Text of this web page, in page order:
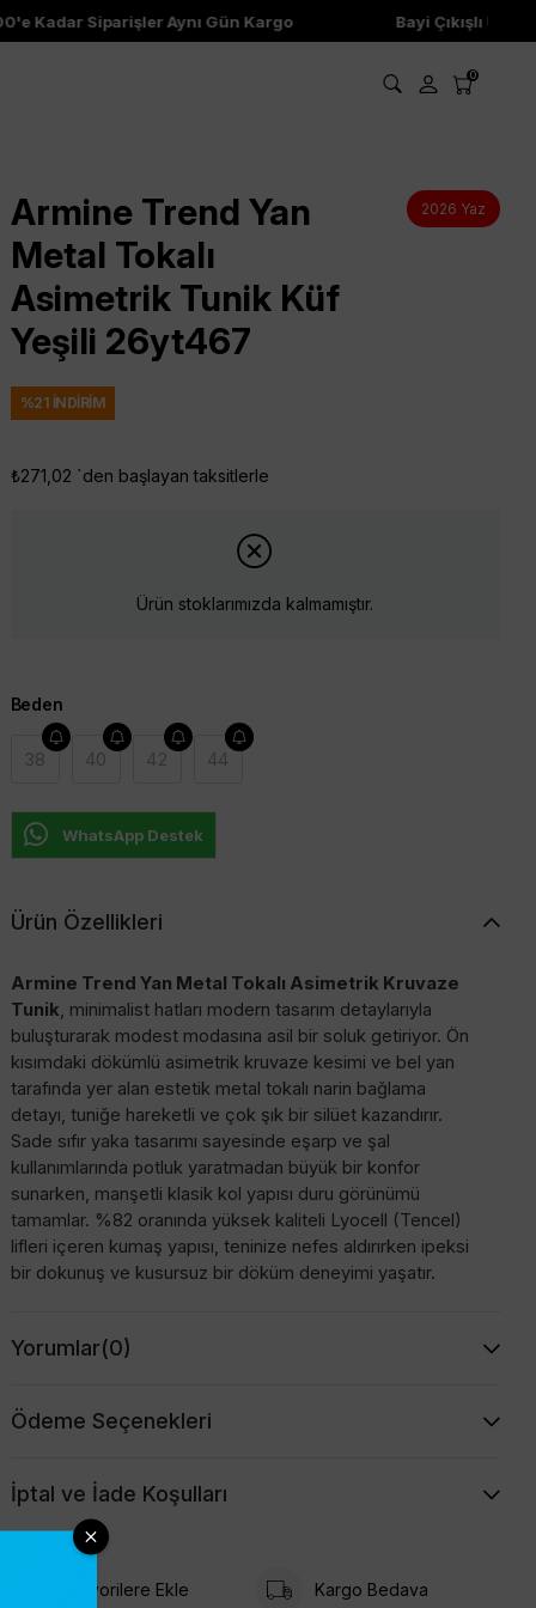
Kadar Siparişler Aynı Gün Kargo Bayi Çıkışlı Ürünler
0
Armine Trend Yan
Metal Tokalı
Asimetrik Tunik Küf
Yeşili 26yt467
2026 Yaz
%21 İNDIRIM
₺271,02 `den başlayan taksitlerle
Ürün stoklarımızda kalmamıştır.
Beden
38 40 42 44
WhatsApp Destek
Ürün Özellikleri
Armine Trend Yan Metal Tokalı Asimetrik Kruvaze
Tunik , minimalist hatları modern tasarım detaylarıyla
buluşturarak modest modasına asil bir soluk getiriyor. Ön
kısımdaki dökümlü asimetrik kruvaze kesimi ve bel yan
tarafında yer alan estetik metal tokalı narin bağlama
detayı, tuniğe hareketli ve çok şık bir silüet kazandırır.
Sade sıfır yaka tasarımı sayesinde eşarp ve şal
kullanımlarında potluk yaratmadan büyük bir konfor
sunarken, manşetli klasik kol yapısı duru görünümü
tamamlar. %82 oranında yüksek kaliteli Lyocell (Tencel)
lifleri içeren kumaş yapısı, teninize nefes aldırırken ipeksi
bir dokunuş ve kusursuz bir döküm deneyimi yaşatır.
Ön Tasarım:
Bel Detayı:Sol yanda konumlandırılmış, şıklığı zirveye
Yaka ve Kol Kesimi:Rahat kullanım sunan pürüzsüz sıfır
yaka formu ve bileklerde zarif düğmeli manşet detayları
Etek Formu:
tasarlanan özgün ve dinamik asimetrik etek boyu
Yorumlar(0)
Ödeme Seçenekleri
İptal ve İade Koşulları
Favorilere Ekle Kargo Bedava